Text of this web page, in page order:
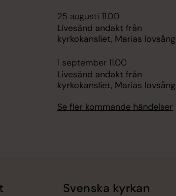
25 augusti 11.00
Livesänd andakt från
kyrkokansliet, Marias lovsång
1 september 11.00
Livesänd andakt från
kyrkokansliet, Marias lovsång
Se fler kommande händelser
Svenska kyrkan